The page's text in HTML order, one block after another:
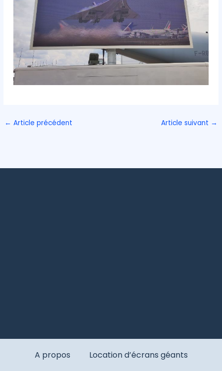
← Article précédent Article suivant →
A propos Location d’écrans géants